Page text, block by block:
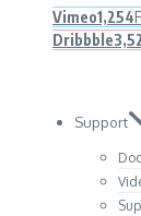
Vimeo1,254
Dribbble
Support